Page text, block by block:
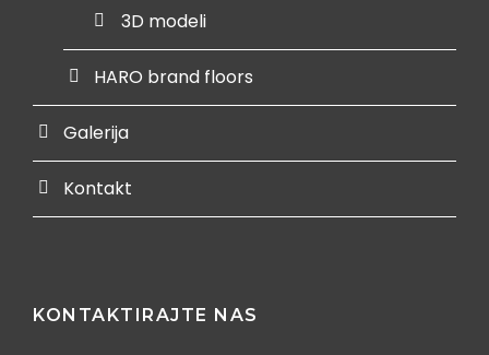
3D modeli
HARO brand floors
Galerija
Kontakt
KONTAKTIRAJTE NAS